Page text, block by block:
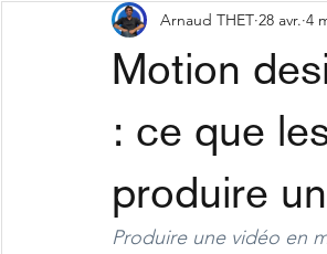
Motion
: ce que
produire
Arnaud THET 28 avr. 4
Produire une vidéo en